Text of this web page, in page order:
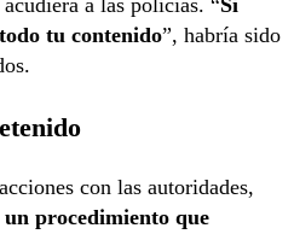
a las policías. “Si
tu contenido”, habría sido
con las autoridades,
procedimiento que